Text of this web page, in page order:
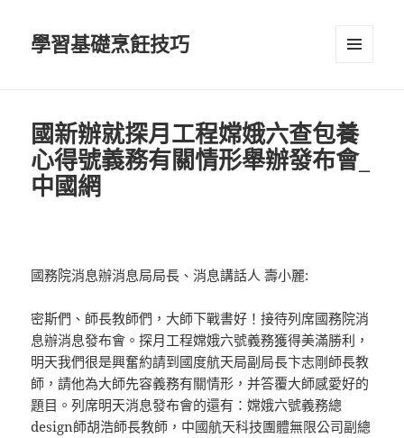
學習基礎烹飪技巧
國新辦就探月工程嫦娥六查包養
心得號義務有關情形舉辦發布會_
中國網
國務院消息辦消息局局長、消息講話人 壽小麗:
密斯們、師長教師們，大師下戰書好！接待列席國務院消
息辦消息發布會。探月工程嫦娥六號義務獲得美滿勝利，
明天我們很是興奮約請到國度航天局副局長卞志剛師長教
師，請他為大師先容義務有關情形，并答覆大師感愛好的
題目。列席明天消息發布會的還有：嫦娥六號義務總
design師胡浩師長教師，中國航天科技團體無限公司副總